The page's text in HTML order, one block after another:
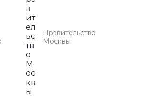
Правительство
Москвы